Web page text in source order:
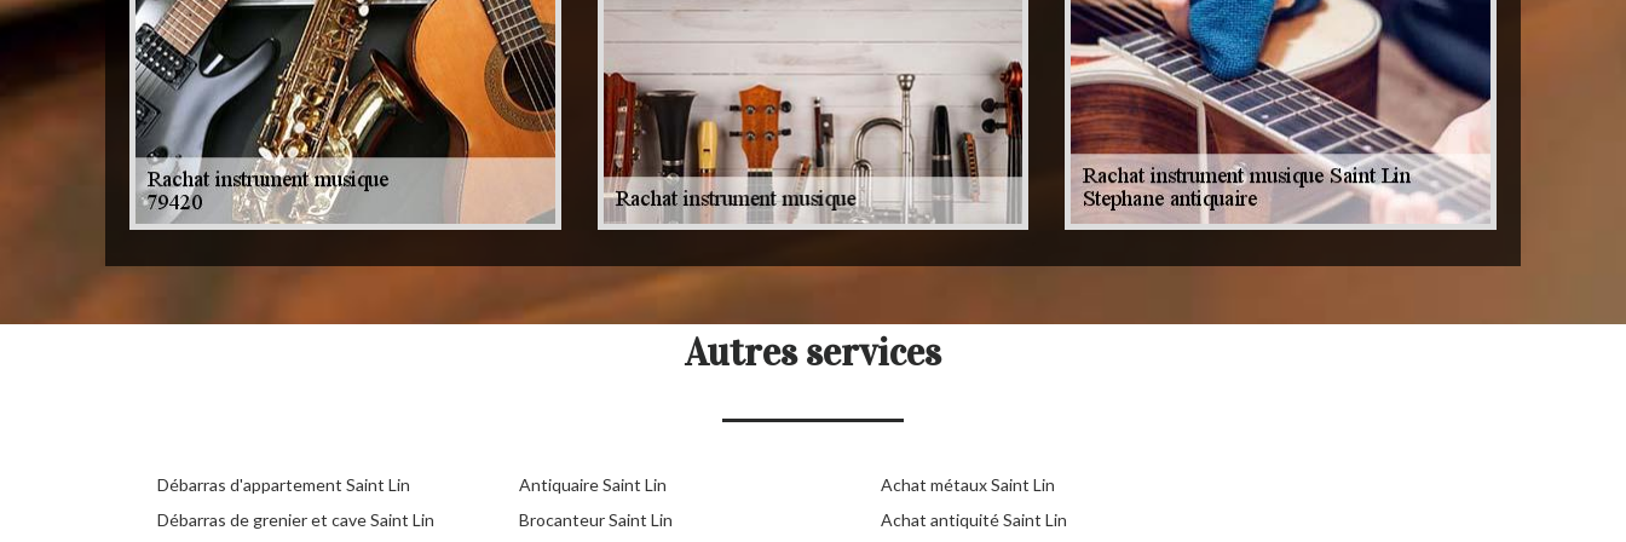
Autres services
Débarras d'appartement Saint Lin
Débarras de grenier et cave Saint Lin
Antiquaire Saint Lin
Brocanteur Saint Lin
Achat métaux Saint Lin
Achat antiquité Saint Lin